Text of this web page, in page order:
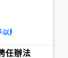
解聘，且應議決
任辦法